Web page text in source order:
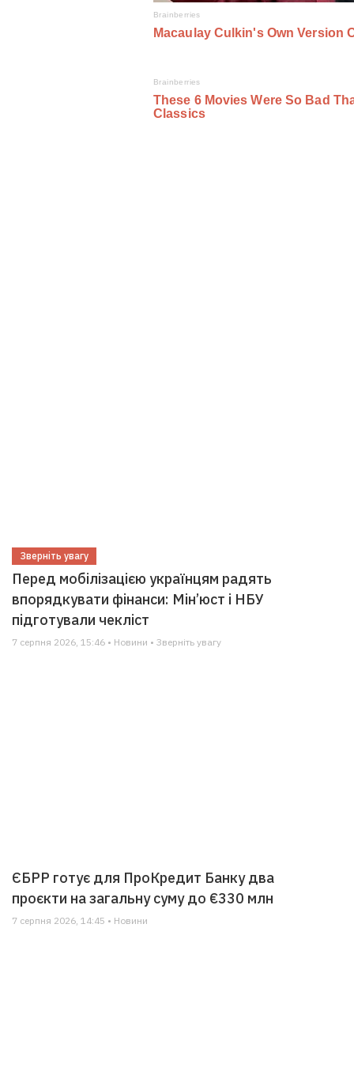
Зверніть увагу
Перед мобілізацією українцям радять
впорядкувати фінанси: Мін’юст і НБУ
підготували чекліст
7 серпня 2026, 15:46 • Новини • Зверніть увагу
ЄБРР готує для ПроКредит Банку два
проєкти на загальну суму до €330 млн
7 серпня 2026, 14:45 • Новини